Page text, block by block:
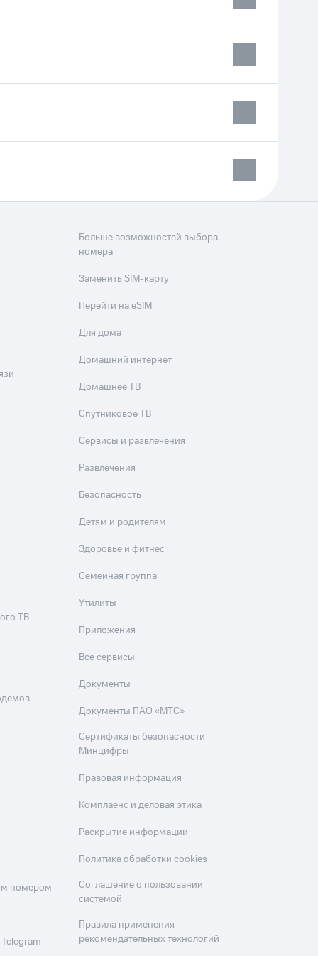
ТВ
номером
Больше возможностей выбора
номера
Заменить SIM-карту
Перейти на eSIM
Для дома
Домашний интернет
Домашнее ТВ
Спутниковое ТВ
Сервисы и развлечения
Развлечения
Безопасность
Детям и родителям
Здоровье и фитнес
Семейная группа
Утилиты
Приложения
Все сервисы
Документы
Документы ПАО «МТС»
Сертификаты безопасности
Минцифры
Правовая информация
Комплаенс и деловая этика
Раскрытие информации
Политика обработки cookies
Соглашение о пользовании
системой
Правила применения
рекомендательных технологий